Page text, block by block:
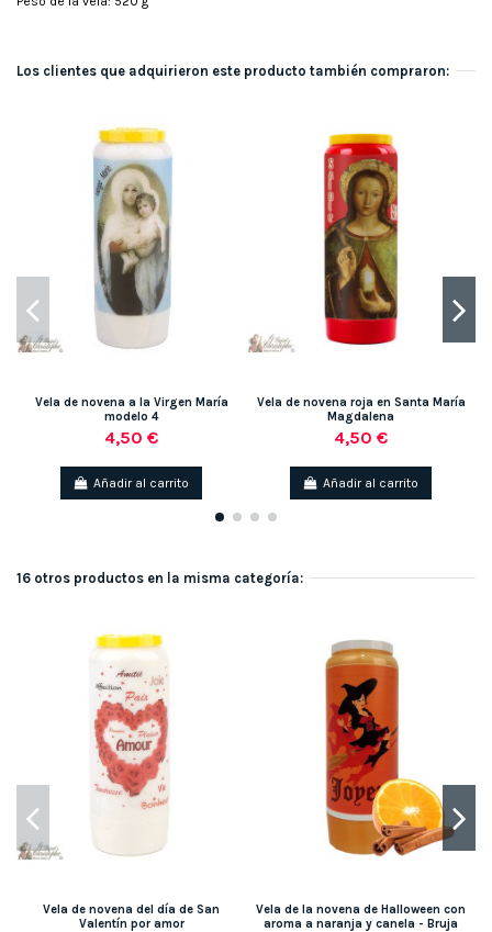
Los clientes que adquirieron este producto también compraron:
Vela de novena a la Virgen María
modelo 4
4,50 €
Añadir al carrito
Vela de novena roja en Santa María
Magdalena
4,50 €
Añadir al carrito
16 otros productos en la misma categoría:
Vela de novena del día de San
Valentín por amor
Vela de la novena de Halloween con
aroma a naranja y canela - Bruja